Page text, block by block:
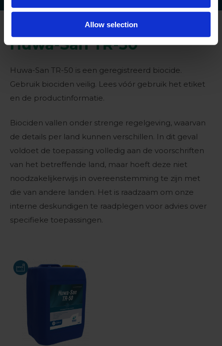
Allow selection
Huwa-San TR-50
Huwa-San TR-50 is een geregistreerd biocide.
Gebruik biociden veilig. Lees vóór gebruik het etiket
en de productinformatie.
Biociden vallen onder strenge regelgeving, waarvan
de details per land kunnen verschillen. In dit geval
voldoet de toepassing volledig aan de voorschriften
van het betreffende land, maar hoeft deze niet
noodzakelijkerwijs in overeenstemming te zijn met
die van andere landen. Het is raadzaam om onze
interne deskundigen te raadplegen voor advies over
specifieke toepassingen.